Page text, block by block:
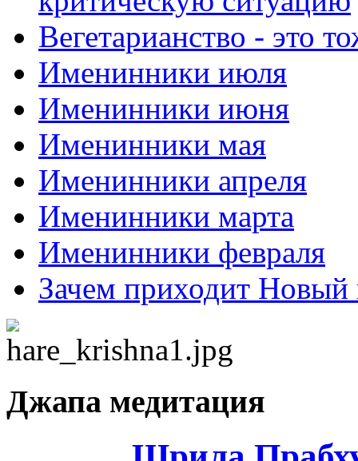
Вегетарианство - это
Именинники июля
Именинники июня
Именинники мая
Именинники апреля
Именинники марта
Именинники февраля
Зачем приходит Новый
Джапа медитация